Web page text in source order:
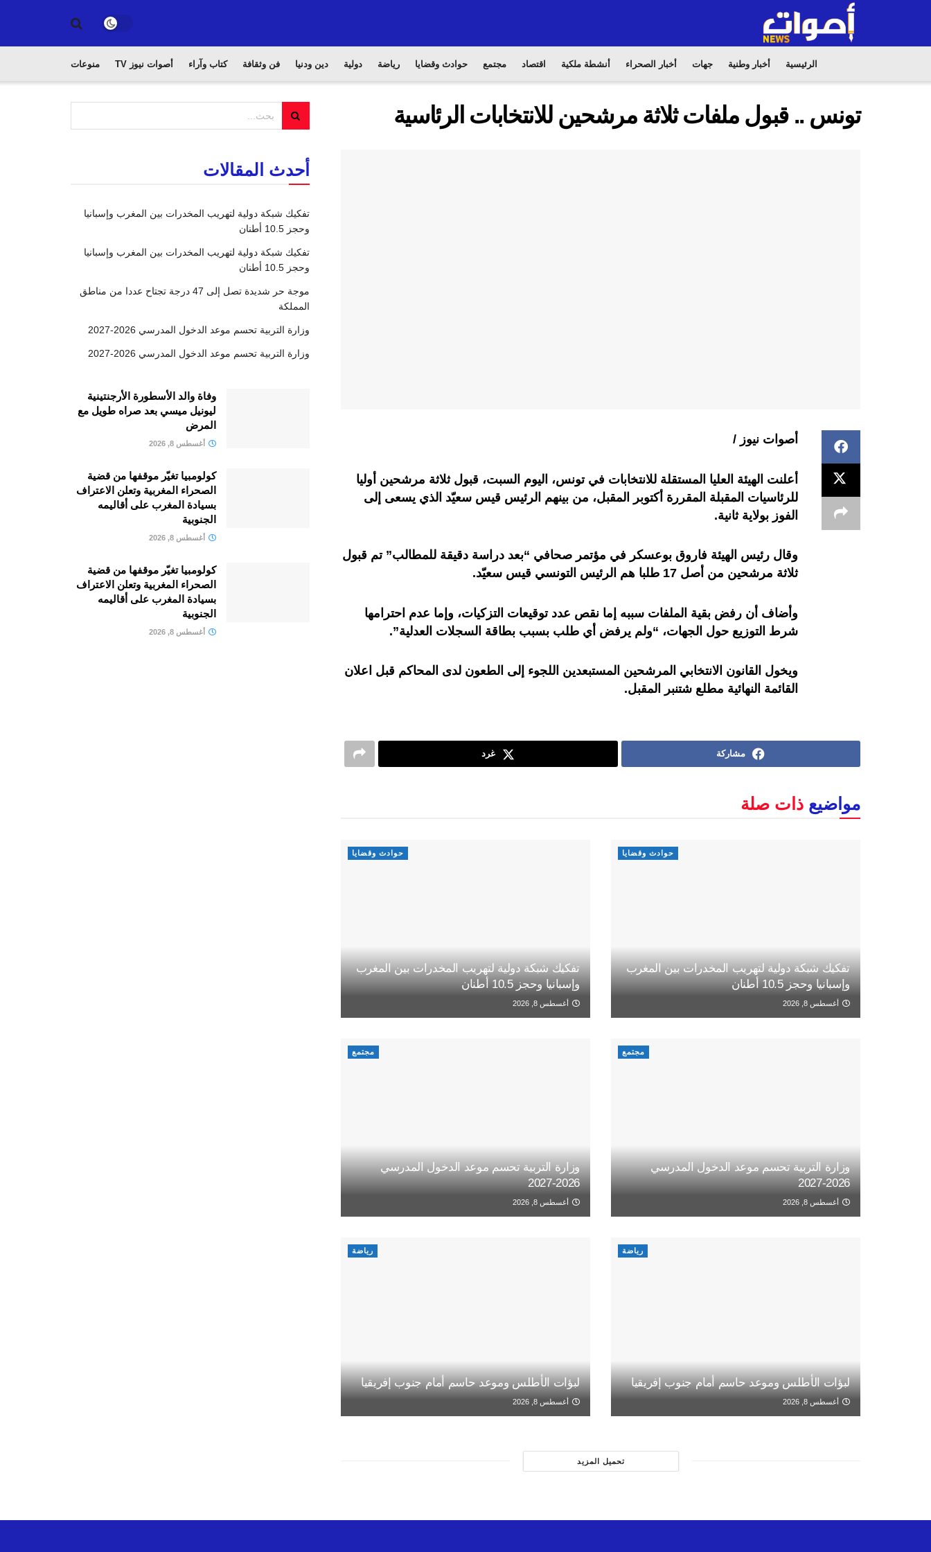
الرئيسية أخبار وطنية جهات أخبار الصحراء أنشطة ملكية اقتصاد مجتمع حوادث وقضايا رياضة دولية دين ودنيا فن وثقافة كتاب وآراء أصوات نيوز TV منوعات
تونس .. قبول ملفات ثلاثة مرشحين للانتخابات الرئاسية
أصوات نيوز /
أعلنت الهيئة العليا المستقلة للانتخابات في تونس، اليوم السبت، قبول ثلاثة مرشحين أوليا
للرئاسيات المقبلة المقررة أكتوبر المقبل، من بينهم الرئيس قيس سعيّد الذي يسعى إلى
الفوز بولاية ثانية.
وقال رئيس الهيئة فاروق بوعسكر في مؤتمر صحافي “بعد دراسة دقيقة للمطالب” تم قبول
ثلاثة مرشحين من أصل 17 طلبا هم الرئيس التونسي قيس سعيّد.
وأضاف أن رفض بقية الملفات سببه إما نقص عدد توقيعات التزكيات، وإما عدم احترامها
شرط التوزيع حول الجهات، “ولم يرفض أي طلب بسبب بطاقة السجلات العدلية”.
ويخول القانون الانتخابي المرشحين المستبعدين اللجوء إلى الطعون لدى المحاكم قبل اعلان
القائمة النهائية مطلع شتنبر المقبل.
مشاركة غرد
مواضيع ذات صلة
حوادث وقضايا
تفكيك شبكة دولية لتهريب المخدرات بين المغرب
وإسبانيا وحجز 10.5 أطنان
أغسطس 8, 2026
حوادث وقضايا
تفكيك شبكة دولية لتهريب المخدرات بين المغرب
وإسبانيا وحجز 10.5 أطنان
أغسطس 8, 2026
مجتمع
وزارة التربية تحسم موعد الدخول المدرسي
2026-2027
أغسطس 8, 2026
مجتمع
وزارة التربية تحسم موعد الدخول المدرسي
2026-2027
أغسطس 8, 2026
رياضة
لبؤات الأطلس وموعد حاسم أمام جنوب إفريقيا
أغسطس 8, 2026
رياضة
لبؤات الأطلس وموعد حاسم أمام جنوب إفريقيا
أغسطس 8, 2026
تحميل المزيد
أحدث المقالات
تفكيك شبكة دولية لتهريب المخدرات بين المغرب وإسبانيا
وحجز 10.5 أطنان
تفكيك شبكة دولية لتهريب المخدرات بين المغرب وإسبانيا
وحجز 10.5 أطنان
موجة حر شديدة تصل إلى 47 درجة تجتاح عددا من مناطق
المملكة
وزارة التربية تحسم موعد الدخول المدرسي 2026-2027
وزارة التربية تحسم موعد الدخول المدرسي 2026-2027
وفاة والد الأسطورة الأرجنتينية
ليونيل ميسي بعد صراه طويل مع
المرض
أغسطس 8, 2026
كولومبيا تغيّر موقفها من قضية
الصحراء المغربية وتعلن الاعتراف
بسيادة المغرب على أقاليمه
الجنوبية
أغسطس 8, 2026
كولومبيا تغيّر موقفها من قضية
الصحراء المغربية وتعلن الاعتراف
بسيادة المغرب على أقاليمه
الجنوبية
أغسطس 8, 2026